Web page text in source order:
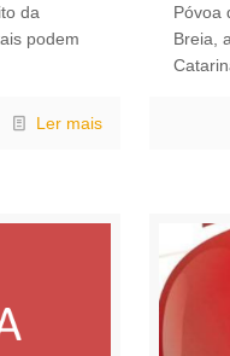
da
podem
Ler mais
Póvoa
Breia,